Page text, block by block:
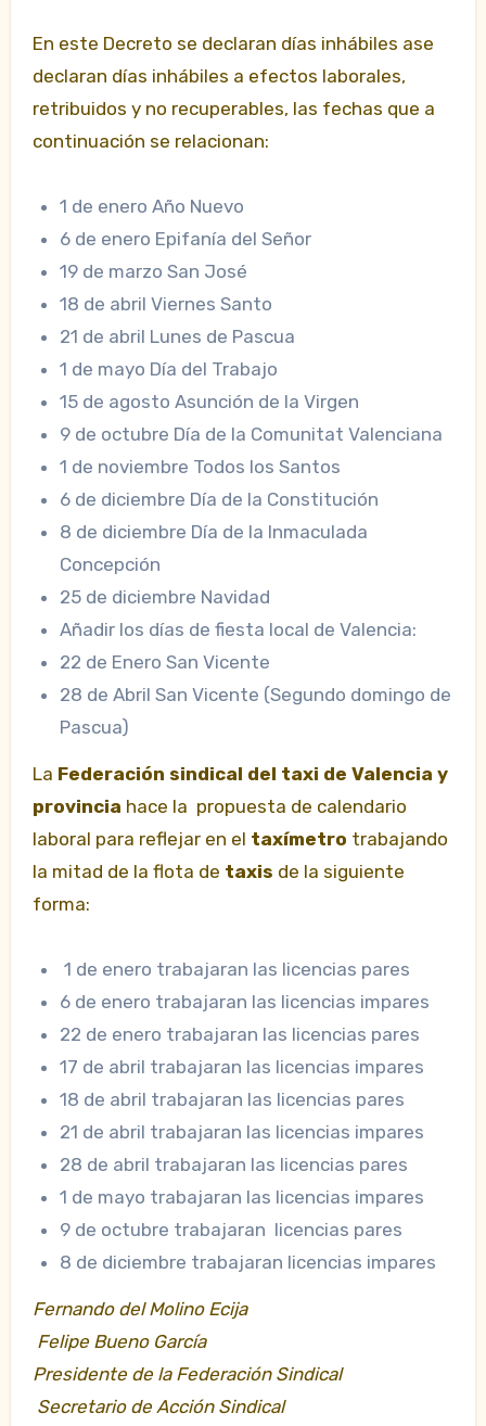
En este Decreto se declaran días inhábiles ase
declaran días inhábiles a efectos laborales,
retribuidos y no recuperables, las fechas que a
continuación se relacionan:
1 de enero Año Nuevo
6 de enero Epifanía del Señor
19 de marzo San José
18 de abril Viernes Santo
21 de abril Lunes de Pascua
1 de mayo Día del Trabajo
15 de agosto Asunción de la Virgen
9 de octubre Día de la Comunitat Valenciana
1 de noviembre Todos los Santos
6 de diciembre Día de la Constitución
8 de diciembre Día de la Inmaculada
Concepción
25 de diciembre Navidad
Añadir los días de fiesta local de Valencia:
22 de Enero San Vicente
28 de Abril San Vicente (Segundo domingo de
Pascua)
La Federación sindical del taxi de Valencia y
provincia hace la propuesta de calendario
laboral para reflejar en el taxímetro trabajando
la mitad de la flota de taxis de la siguiente
forma:
1 de enero trabajaran las licencias pares
6 de enero trabajaran las licencias impares
22 de enero trabajaran las licencias pares
17 de abril trabajaran las licencias impares
18 de abril trabajaran las licencias pares
21 de abril trabajaran las licencias impares
28 de abril trabajaran las licencias pares
1 de mayo trabajaran las licencias impares
9 de octubre trabajaran licencias pares
8 de diciembre trabajaran licencias impares
Fernando del Molino Ecija
Felipe Bueno García
Presidente de la Federación Sindical
Secretario de Acción Sindical